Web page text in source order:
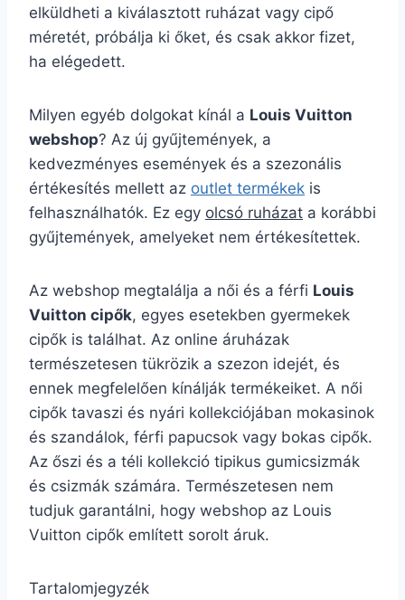
elküldheti a kiválasztott ruházat vagy cipő
méretét, próbálja ki őket, és csak akkor fizet,
ha elégedett.
Milyen egyéb dolgokat kínál a Louis Vuitton
webshop? Az új gyűjtemények, a
kedvezményes események és a szezonális
értékesítés mellett az outlet termékek is
felhasználhatók. Ez egy olcsó ruházat a korábbi
gyűjtemények, amelyeket nem értékesítettek.
Az webshop megtalálja a női és a férfi Louis
Vuitton cipők, egyes esetekben gyermekek
cipők is találhat. Az online áruházak
természetesen tükrözik a szezon idejét, és
ennek megfelelően kínálják termékeiket. A női
cipők tavaszi és nyári kollekciójában mokasinok
és szandálok, férfi papucsok vagy bokas cipők.
Az őszi és a téli kollekció tipikus gumicsizmák
és csizmák számára. Természetesen nem
tudjuk garantálni, hogy webshop az Louis
Vuitton cipők említett sorolt áruk.
Tartalomjegyzék